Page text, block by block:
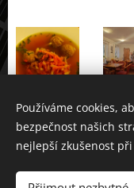
Dáme výlet.
Používáme cookies,
bezpečnost našich
nejlepší zkušenost